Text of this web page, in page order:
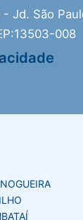
Jd. São
008